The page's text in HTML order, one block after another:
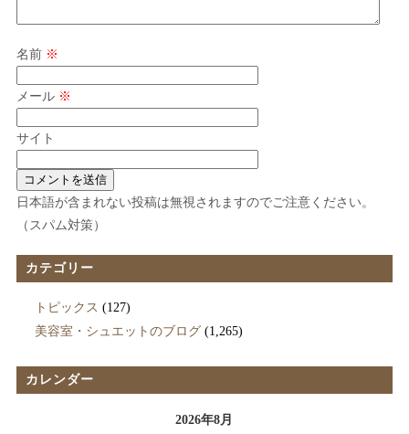
名前 ※
メール ※
サイト
日本語が含まれない投稿は無視されますのでご注意ください。
（スパム対策）
カテゴリー
トピックス (127)
美容室・シュエットのブログ(1,265)
カレンダー
2026年8月